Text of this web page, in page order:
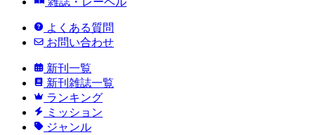
よくある質問
お問い合わせ
新刊一覧
新刊雑誌一覧
ランキング
ミッション
ジャンル